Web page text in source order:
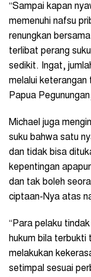
“Sampai kapan
memenuhi nafsu
renungkan
terlibat perang
sedikit. Ingat,
melalui keterangan
Papua
Michael juga
suku bahwa satu
dan tidak bisa
kepentingan
dan tak boleh
ciptaan-Nya atas
“Para pelaku
hukum bila terbukti
melakukan
setimpal sesuai